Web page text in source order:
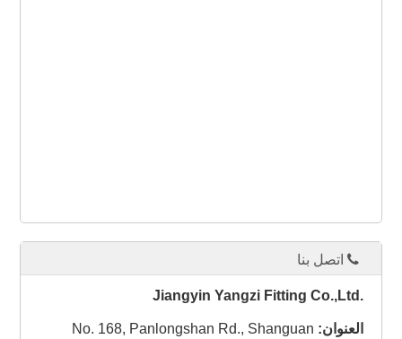
اتصل بنا
Jiangyin Yangzi Fitting Co.,Ltd.
العنوان: No. 168, Panlongshan Rd., Shanguan